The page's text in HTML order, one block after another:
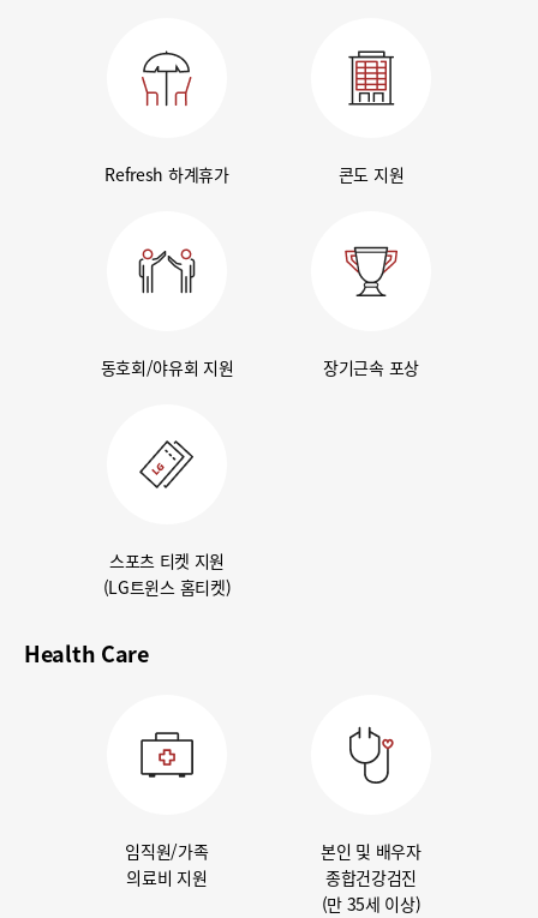
Refresh 하계휴가 콘도 지원
동호회/야유회 지원 장기근속 포상
스포츠 티켓 지원
(LG트윈스 홈티켓)
Health Care
임직원/가족
의료비 지원
본인 및 배우자
종합건강검진
(만 35세 이상)